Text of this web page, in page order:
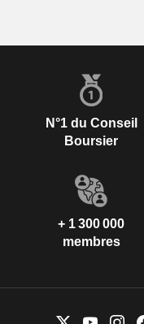
N°1 du Conseil
Boursier
+ 1 300 000
membres